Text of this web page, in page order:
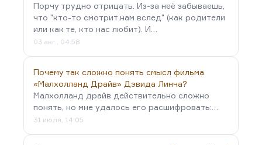
Порчу трудно отрицать. Из-за неё забываешь,
что "кто-то смотрит нам вслед" (как родители
или как те, кто нас любит). И…
03 авг., 04:58
Почему так сложно понять смысл фильма
«Малхолланд Драйв» Дэвида Линча?
Малхолланд драйв действительно сложно
понять, но мне удалось его расшифровать:…
31 июля, 14:05